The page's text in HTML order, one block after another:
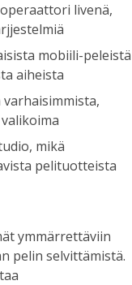
livenä,
mobiili-peleistä
aiheista
mikä
pelituotteista
ymmärrettäviin
pelin selvittämistä.